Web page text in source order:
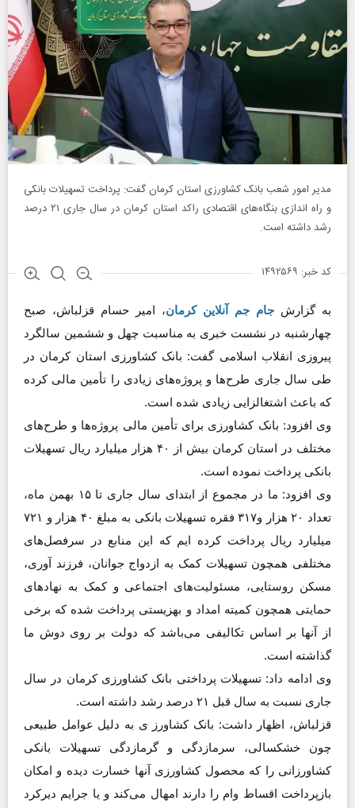
مدیر امور شعب بانک کشاورزی استان کرمان گفت: پرداخت تسهیلات بانکی
و راه اندازی بنگاه‌های اقتصادی راکد استان کرمان در سال جاری ۲۱ درصد
رشد داشته است.
کد خبر: ۱۴۹۲۵۶۹
به گزارش جام جم آنلاین کرمان، امیر حسام قزلباش، صبح
چهارشنبه در نشست خبری به مناسبت چهل و ششمین سالگرد
پیروزی انقلاب اسلامی گفت: بانک کشاورزی استان کرمان در
طی سال جاری طرح‌ها و پروژه‌های زیادی را تأمین مالی کرده
که باعث اشتغالزایی زیادی شده است.
وی افزود: بانک کشاورزی برای تأمین مالی پروژه‌ها و طرح‌های
مختلف در استان کرمان بیش از ۴۰ هزار میلیارد ریال تسهیلات
بانکی پرداخت نموده است.
وی افزود: ما در مجموع از ابتدای سال جاری تا ۱۵ بهمن ماه،
تعداد ۲۰ هزار و۳۱۷ فقره تسهیلات بانکی به مبلغ ۴۰ هزار و ۷۲۱
میلیارد ریال پرداخت کرده ایم که این منابع در سرفصل‌های
مختلفی همچون تسهیلات کمک به ازدواج جوانان، فرزند آوری،
مسکن روستایی، مسئولیت‌های اجتماعی و کمک به نهادهای
حمایتی همچون کمیته امداد و بهزیستی پرداخت شده که برخی
از آنها بر اساس تکالیفی می‌باشد که دولت بر روی دوش ما
گذاشته است.
وی ادامه داد: تسهیلات پرداختی بانک کشاورزی کرمان در سال
جاری نسبت به سال قبل ۲۱ درصد رشد داشته است.
قزلباش، اظهار داشت: بانک کشاورز ی به دلیل عوامل طبیعی
چون خشکسالی، سرمازدگی و گرمازدگی تسهیلات بانکی
کشاورزانی را که محصول کشاورزی آنها خسارت دیده و امکان
بازپرداخت اقساط وام را دارند امهال می‌کند و یا جرایم دیرکرد